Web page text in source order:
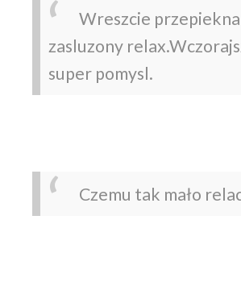
Wreszcie
zasluzony
super pomysl.
Czemu tak mało